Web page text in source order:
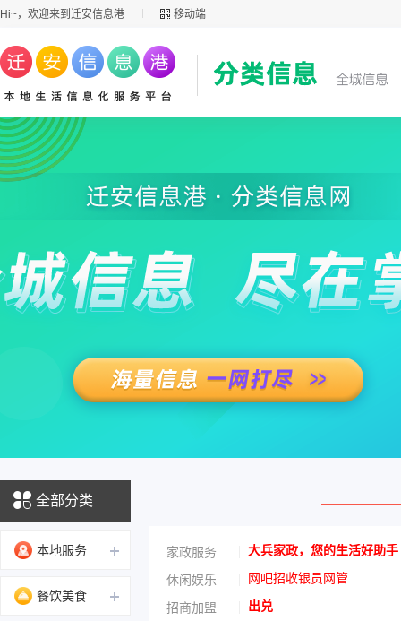
Hi~，欢迎来到迁安信息港 移动端
全部分类
本地服务
餐饮美食
家政服务 大兵家政，您的生活好助手
休闲娱乐 网吧招收银员网管
招商加盟
出兑